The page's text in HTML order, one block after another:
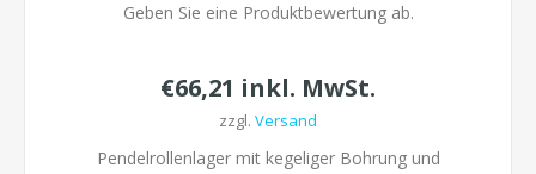
Geben Sie eine Produktbewertung ab.
€66,21 inkl. MwSt.
zzgl. Versand
Pendelrollenlager mit kegeliger Bohrung und